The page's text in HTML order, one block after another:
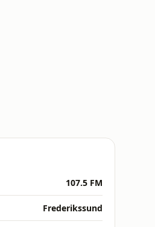
107.5 FM
Frederikssund